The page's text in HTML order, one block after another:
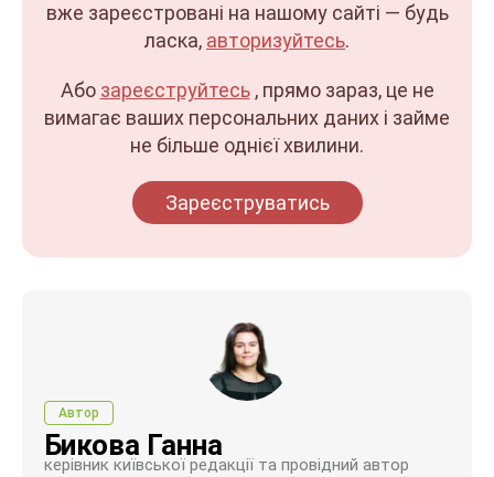
вже зареєстровані на нашому сайті — будь
ласка, авторизуйтесь.
Або зареєструйтесь, прямо зараз, це не
вимагає ваших персональних даних і займе
не більше однієї хвилини.
Зареєструватись
Автор
Бикова Ганна
керівник київської редакції та провідний автор